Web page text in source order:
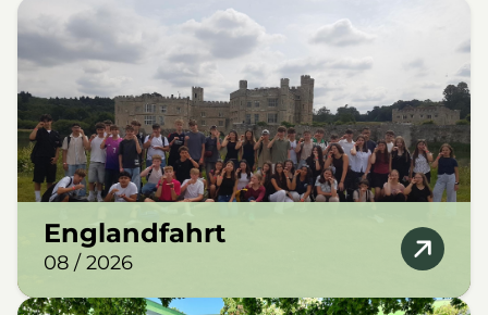
Englandfahrt
08 / 2026